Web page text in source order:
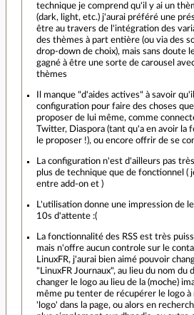
technique je comprend qu'il y ai un
(dark, light, etc.) j'aurai préféré une
être au travers de l'intégration des
des thèmes à part entière (ou via des
drop-down de choix), mais sans doute
gagné à être une sorte de carousel
thèmes
Il manque "d'aides actives" à savoir
configuration pour faire des choses
proposer de lui même, comme
Twitter, Diaspora (tant qu'a en avoir la
le proposer !), ou encore offrir de se
La configuration n'est d'ailleurs pas
plus de technique que de fonctionnel (
entre add-on et )
L'utilisation donne une impression de
10s d'attente :(
La fonctionnalité des RSS est très
mais n'offre aucun controle sur le
LinuxFR, j'aurai bien aimé pouvoir
"LinuxFR Journaux", au lieu du nom du
changer le logo au lieu de la (moche)
même pu tenter de récupérer le logo à
'logo' dans la page, ou alors en